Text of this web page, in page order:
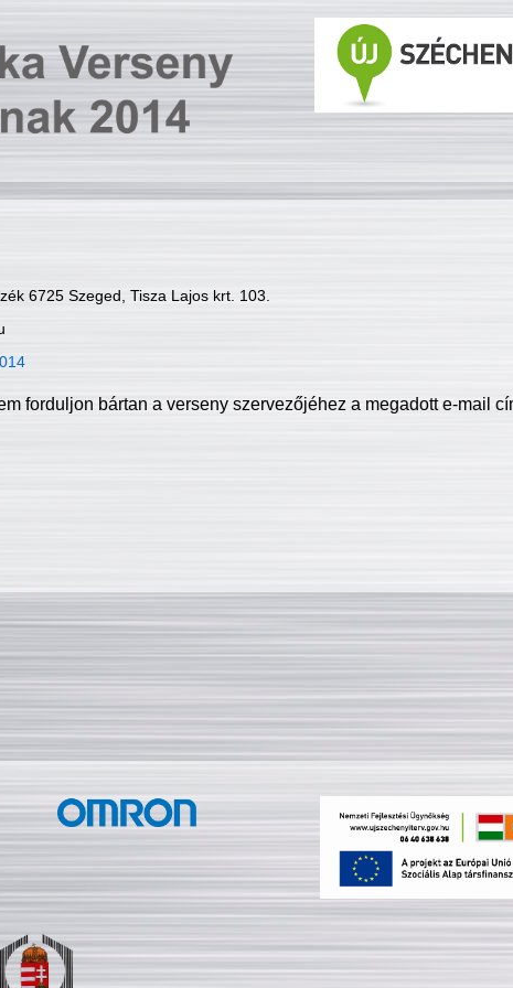
6725 Szeged, Tisza Lajos krt. 103.
forduljon bártan a verseny szervezőjéhez a megadott e-mail